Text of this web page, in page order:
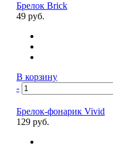
Брелок Brick
49 руб.
В корзину
-
Брелок-фонарик Vivid
129 руб.